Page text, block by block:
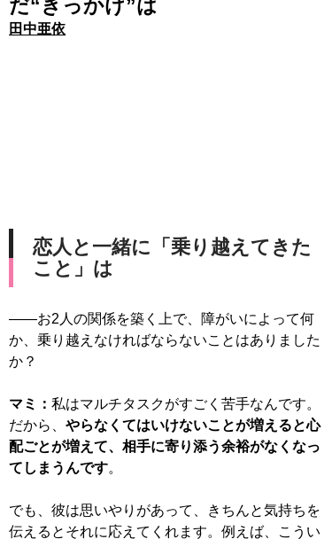
だ“きっかけ”は
田中亜依
恋人と一緒に「乗り越えてきた
こと」は
――お2人の関係を築く上で、障がいによって何
か、乗り越えなければならないことはありました
か？
マミ： 私はマルチタスクがすごく苦手なんです。
だから、 やらなくてはいけないことが増えると心
配ごとが増えて、相手に寄り添う余裕がなくなっ
てしまうんです。
でも、彼は思いやりがあって、きちんと気持ちを
伝えるとそれに応えてくれます。例えば、こうい